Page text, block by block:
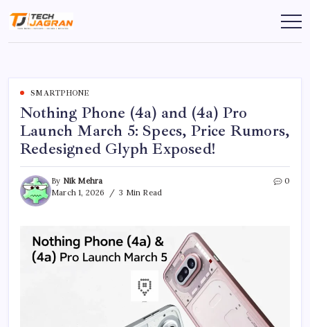
SMARTPHONE
Nothing Phone (4a) and (4a) Pro
Launch March 5: Specs, Price Rumors,
Redesigned Glyph Exposed!
By Nik Mehra
March 1, 2026
3 Min Read
0